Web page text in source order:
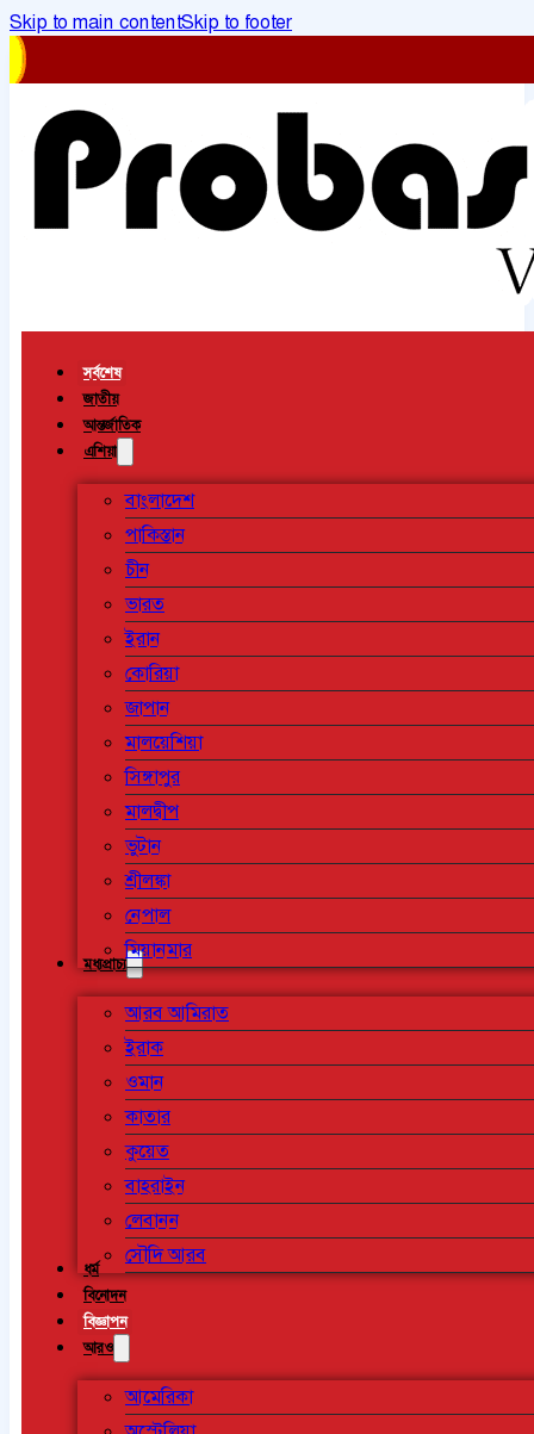
Skip to main contentSkip to footer
সর্বশেষ
জাতীয়
আন্তর্জাতিক
এশিয়া
বাংলাদেশ
পাকিস্তান
চীন
ভারত
ইরান
কোরিয়া
জাপান
মালয়েশিয়া
সিঙ্গাপুর
মালদ্বীপ
ভুটান
শ্রীলঙ্কা
নেপাল
মিয়ানমার
মধ্যপ্রাচ্য
আরব আমিরাত
ইরাক
ওমান
কাতার
কুয়েত
বাহরাইন
লেবানন
সৌদি আরব
ধর্ম
বিনোদন
বিজ্ঞাপন
আরও
আমেরিকা